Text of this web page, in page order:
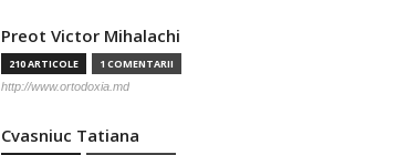
Preot Victor Mihalachi
210 ARTICOLE 1 COMENTARII
http://www.ortodoxia.md
Cvasniuc Tatiana